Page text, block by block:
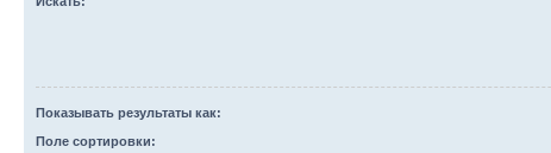
Показывать результаты как:
Поле сортировки: